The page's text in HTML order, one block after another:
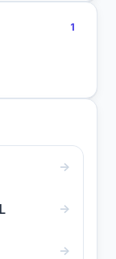
1
→
→
→